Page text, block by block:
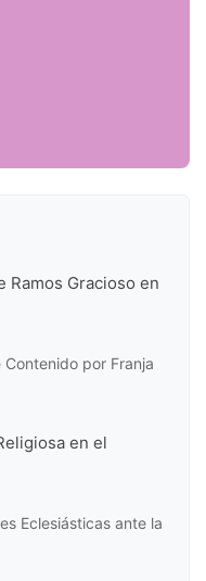
Ramos Gracioso en
Contenido por Franja
en el
Eclesiásticas ante la